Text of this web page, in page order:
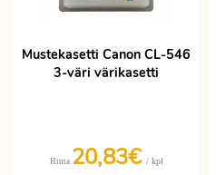
Mustekasetti Canon CL-546
3-väri värikasetti
Hinta 20,83€ / kpl